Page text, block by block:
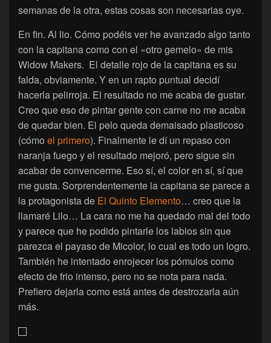
semanas de la otra, estas cosas son necesarias oye.
En fin. Al lio. Cómo podéis ver he avanzado algo tanto
con la capitana como con el «otro gemelo» de mis
Widow Makers. El detalle rojo de la capitana es su
falda, obviamente. Y en un rapto puntual decidí
hacerla pelirroja. El resultado no me acaba de gustar.
Creo que eso de pintar gente con carne no me acaba
de quedar bien. El pelo queda demaisado plasticoso
(cómo el primero). Finalmente le dí un repaso con
naranja fuego y el resultado mejoró, pero sigue sin
acabar de convencerme. Eso sí, el color en sí, sí que
me gusta. Sorprendentemente la capitana se parece a
la protagonista de El Quinto Elemento… creo que la
llamaré Lilo… La cara no me ha quedado mal del todo
y parece que he podido pintarle los labios sin que
parezca el payaso de Micolor, lo cual es todo un logro.
También he intentado enrojecer los pómulos como
efecto de frio intenso, pero no se nota para nada.
Prefiero dejarla como está antes de destrozarla aún
más.